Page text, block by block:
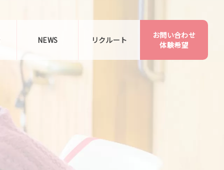
NEWS リクルート
お問い合わせ
体験希望